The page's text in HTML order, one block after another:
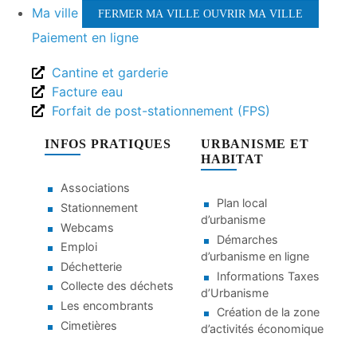
Ma ville FERMER MA VILLE OUVRIR MA VILLE
Paiement en ligne
Cantine et garderie
Facture eau
Forfait de post-stationnement (FPS)
INFOS PRATIQUES
Associations
Stationnement
Webcams
Emploi
Déchetterie
Collecte des déchets
Les encombrants
Cimetières
URBANISME ET
HABITAT
Plan local
d’urbanisme
Démarches
d’urbanisme en ligne
Informations Taxes
d’Urbanisme
Création de la zone
d’activités économique